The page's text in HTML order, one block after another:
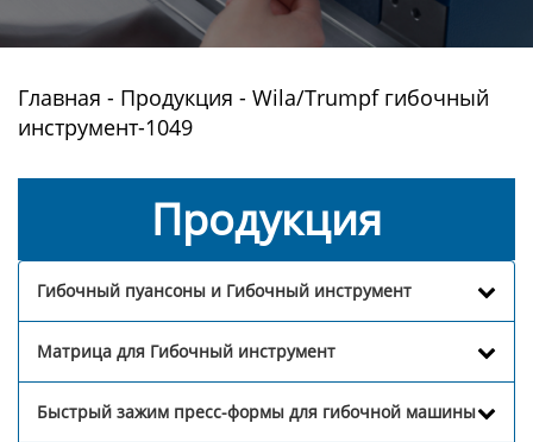
Главная - Продукция - Wila/Trumpf гибочный
инструмент-1049
Продукция
Гибочный пуансоны и Гибочный инструмент
Матрица для Гибочный инструмент
Быстрый зажим пресс-формы для гибочной машины